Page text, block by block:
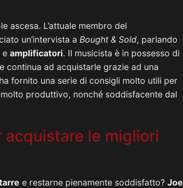
ascesa. L’attuale membro del
un’intervista a Bought & Sold, parlando
e amplificatori. Il musicista è in possesso di
continua ad acquistarle grazie ad una
fornito una serie di consigli molto utili per
produttivo, nonché soddisfacente dal
le migliori
e restarne pienamente soddisfatto? Joe